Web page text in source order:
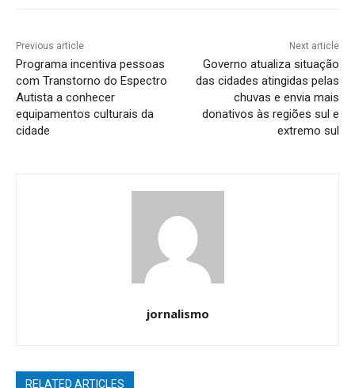
Previous article
Programa incentiva pessoas
com Transtorno do Espectro
Autista a conhecer
equipamentos culturais da
cidade
Next article
Governo atualiza situação
das cidades atingidas pelas
chuvas e envia mais
donativos às regiões sul e
extremo sul
jornalismo
RELATED ARTICLES